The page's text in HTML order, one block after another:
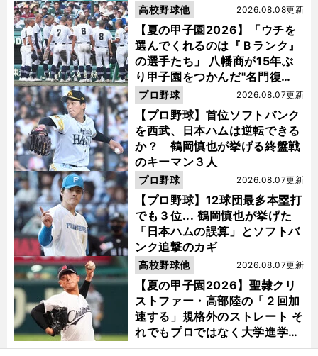
【夏の甲子園2026】「ウチを
選んでくれるのは『Ｂランク』
の選手たち」 八幡商が15年ぶ
り甲子園をつかんだ"名門復
活"の舞台裏
2026.08.08更新
高校野球他
【プロ野球】首位ソフトバンク
を西武、日本ハムは逆転できる
か？ 鶴岡慎也が挙げる終盤戦
のキーマン３人
2026.08.07更新
プロ野球
【プロ野球】12球団最多本塁打
でも３位... 鶴岡慎也が挙げた
「日本ハムの誤算」とソフトバ
ンク追撃のカギ
2026.08.07更新
プロ野球
【夏の甲子園2026】聖隷クリ
ストファー・高部陸の「２回加
速する」規格外のストレート そ
れでもプロではなく大学進学を
選ぶ理由
2026.08.07更新
高校野球他